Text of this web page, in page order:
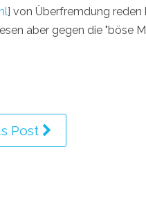
] von Überfremdung
aber gegen die "böse
Post